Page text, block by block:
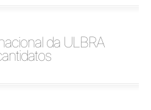
da ULBRA